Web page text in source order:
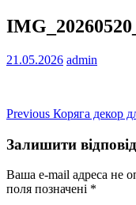
21.05.2026 admin
Навігація
записів
Previous Previous
Коряга декор
Залишити
Ваша e-mail адреса не
поля позначені *